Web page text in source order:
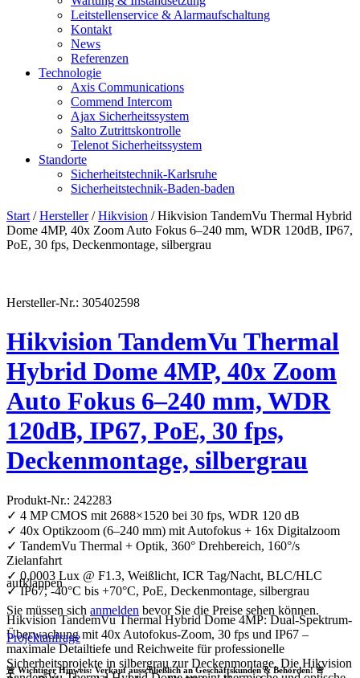
Leitstellenservice & Alarmaufschaltung
Kontakt
News
Referenzen
Technologie
Axis Communications
Commend Intercom
Ajax Sicherheitssystem​
Salto Zutrittskontrolle
Telenot Sicherheitssystem
Standorte
Sicherheitstechnik-Karlsruhe
Sicherheitstechnik-Baden-baden
Start /Hersteller/Hikvision / Hikvision TandemVu Thermal Hybrid
Dome 4MP, 40x Zoom Auto Fokus 6–240 mm, WDR 120dB, IP67,
PoE, 30 fps, Deckenmontage, silbergrau
Hersteller-Nr.: 305402598
Hikvision TandemVu Thermal
Hybrid Dome 4MP, 40x Zoom
Auto Fokus 6–240 mm, WDR
120dB, IP67, PoE, 30 fps,
Deckenmontage, silbergrau
Produkt-Nr.: 242283
✓ 4 MP CMOS mit 2688×1520 bei 30 fps, WDR 120 dB
✓ 40x Optikzoom (6–240 mm) mit Autofokus + 16x Digitalzoom
✓ TandemVu Thermal + Optik, 360° Drehbereich, 160°/s
Zielanfahrt
✓ 0,0003 Lux @ F1.3, Weißlicht, ICR Tag/Nacht, BLC/HLC
✓ IP67, -40°C bis +70°C, PoE, Deckenmontage, silbergrau
Hikvision TandemVu Thermal Hybrid Dome 4MP: Dual-Spektrum-
Überwachung mit 40x Autofokus-Zoom, 30 fps und IP67 –
maximale Detailtiefe und Reichweite für professionelle
Sicherheitsprojekte in silbergrau zur Deckenmontage. Die Hikvision
aufklappen
Sie müssen sich anmelden bevor Sie die Preise sehen können.
Projektanfrage
🚨 Wichtiger Hinweis: Verkauf ausschließlich an Geschäftskunden & Behörden! 🚨